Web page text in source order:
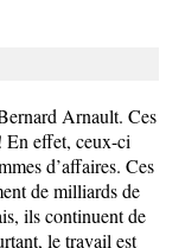
Arnault. Ces
En effet, ceux-ci
d’affaires. Ces
de milliards de
ils continuent de
le travail est